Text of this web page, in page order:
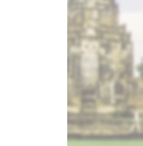
19. 좀티엔비치 /
〈파타야 DAY2〉
20. 미니씨암 / ~
21. 진리의 성전 /
22. 나끌루아 수
23. 꼬란 / 어떻게
〈푸켓 DAY1〉